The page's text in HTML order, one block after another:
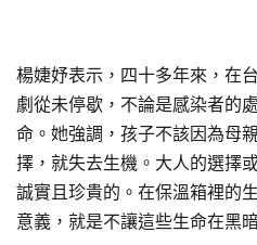
楊婕妤表示，四十多年來，在
劇從未停歇，不論是感染者的
命。她強調，孩子不該因為母
擇，就失去生機。大人的選擇
誠實且珍貴的。在保溫箱裡的
意義，就是不讓這些生命在黑